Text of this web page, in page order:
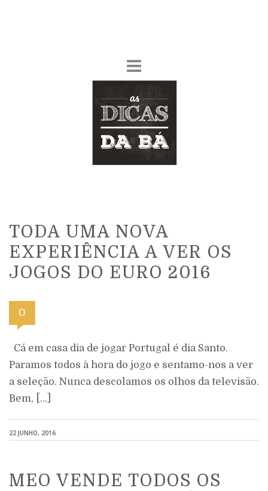
TODA UMA NOVA
EXPERIÊNCIA A VER OS
JOGOS DO EURO 2016
0
Cá em casa dia de jogar Portugal é dia Santo.
Paramos todos à hora do jogo e sentamo-nos a ver
a seleção. Nunca descolamos os olhos da televisão.
Bem, […]
22 JUNHO, 2016
MEO VENDE TODOS OS